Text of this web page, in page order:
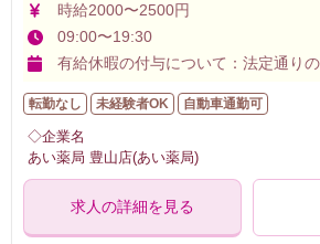
時給2000〜2500円
09:00〜19:30
有給休暇の付与について：法定通り
転勤なし 未経験者OK 自動車通勤可
◇企業名
あい薬局 豊山店(あい薬局)
求人の詳細を見る